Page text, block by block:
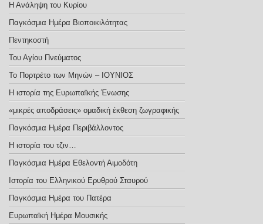
Η Ανάληψη του Κυρίου
Παγκόσμια Ημέρα Βιοποικιλότητας
Πεντηκοστή
Του Αγίου Πνεύματος
Το Πορτρέτο των Μηνών – ΙΟΥΝΙΟΣ
Η ιστορία της Ευρωπαϊκής Ένωσης
«μικρές αποδράσεις» ομαδική έκθεση ζωγραφικής
Παγκόσμια Ημέρα Περιβάλλοντος
Η ιστορία του τζιν…
Παγκόσμια Ημέρα Εθελοντή Αιμοδότη
Ιστορία του Ελληνικού Ερυθρού Σταυρού
Παγκόσμια Ημέρα του Πατέρα
Ευρωπαϊκή Ημέρα Μουσικής